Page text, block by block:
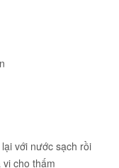
với nước sạch rồi
cho thấm